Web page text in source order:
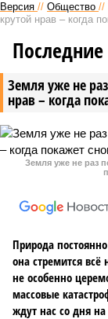
Версия // Общество //
крутой нрав – когда
Земля уже не
нрав – когда
Земля уже не раз
Природа
она стремится всё
не особенно
массовые
ждут нас со дня